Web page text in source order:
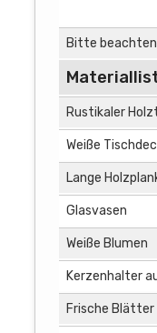
Bitte beachten
Rustikaler
Weiße
Lange
Glasvasen
Weiße Blumen
Kerzenhalter
Frische Blätter